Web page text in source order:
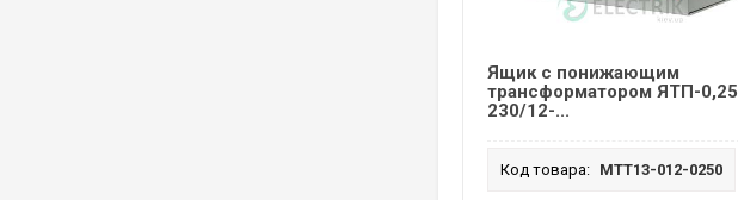
Ящик с понижающим
трансформатором ЯТП-0,25
230/12-...
Код товара: MTT13-012-0250